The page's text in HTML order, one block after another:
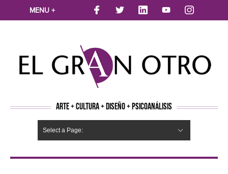
MENU +
ARTE + CULTURA + DISEÑO + PSICOANÁLISIS
Select a Page: